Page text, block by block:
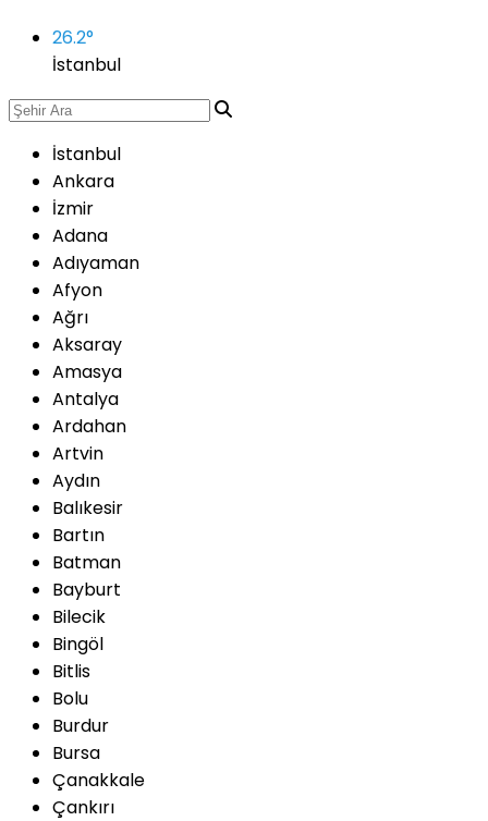
26.2°
İstanbul
İstanbul
Ankara
İzmir
Adana
Adıyaman
Afyon
Ağrı
Aksaray
Amasya
Antalya
Ardahan
Artvin
Aydın
Balıkesir
Bartın
Batman
Bayburt
Bilecik
Bingöl
Bitlis
Bolu
Burdur
Bursa
Çanakkale
Çankırı